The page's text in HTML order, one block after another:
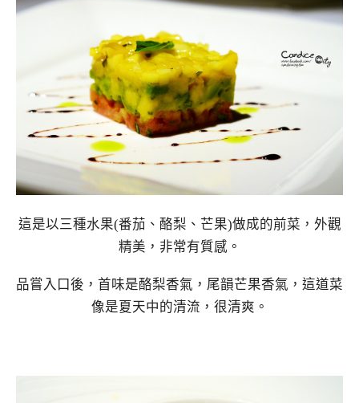
這是以三種水果(番茄、酪梨、芒果)做成的前菜，外觀
精美，非常有質感。
品嘗入口後，首味是酪梨香氣，尾韻芒果香氣，這道菜
像是夏天中的清流，很清爽。